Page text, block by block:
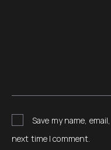
Save my name,
next time I comment.